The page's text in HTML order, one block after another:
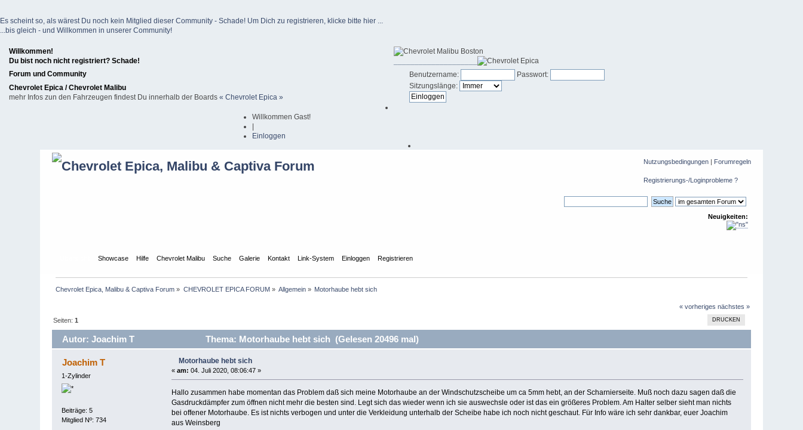
Es scheint so, als wärest Du noch kein Mitglied dieser Community - Schade! Um Dich zu registrieren, klicke bitte hier ...
...bis gleich - und Willkommen in unserer Community!
Willkommen!
Du bist noch nicht registriert? Schade!
Forum und Community
Chevrolet Epica / Chevrolet Malibu
mehr Infos zun den Fahrzeugen findest Du innerhalb der Boards « Chevrolet Epica »
Benutzername:
Passwort:
Sitzungslänge:
Willkommen Gast!
Einloggen
Nutzungsbedingungen| Forumregeln
Registrierungs-/Loginprobleme ?
Neuigkeiten:
Showcase Hilfe Chevrolet Malibu Suche Galerie Kontakt Link-System Einloggen Registrieren
Chevrolet Epica, Malibu & Captiva Forum » CHEVROLET EPICA FORUM» Allgemein » Motorhaube hebt sich
« vorheriges nächstes »
DRUCKEN
Seiten:1
Autor: Joachim T Thema: Motorhaube hebt sich (Gelesen 20496 mal)
Joachim T
1-Zylinder
Beiträge: 5
Mitglied Nº: 734
Motorhaube hebt sich
« am: 04. Juli 2020, 08:06:47 »
Hallo zusammen habe momentan das Problem daß sich meine Motorhaube an der Windschutzscheibe um ca 5mm hebt, an der Scharnierseite. Muß noch dazu sagen daß die
Gasdruckdämpfer zum öffnen nicht mehr die besten sind. Legt sich das wieder wenn ich sie auswechsle oder ist das ein größeres Problem. Am Halter selber sieht man nichts
bei offener Motorhaube. Es ist nichts verbogen und unter die Verkleidung unterhalb der Scheibe habe ich noch nicht geschaut. Für Info wäre ich sehr dankbar, euer Joachim
aus Weinsberg